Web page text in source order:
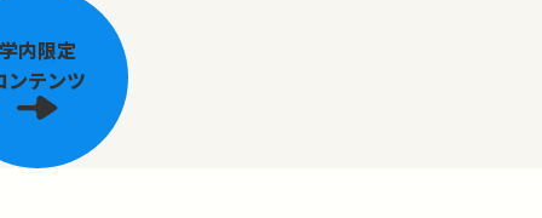
学内限定
ンテンツ